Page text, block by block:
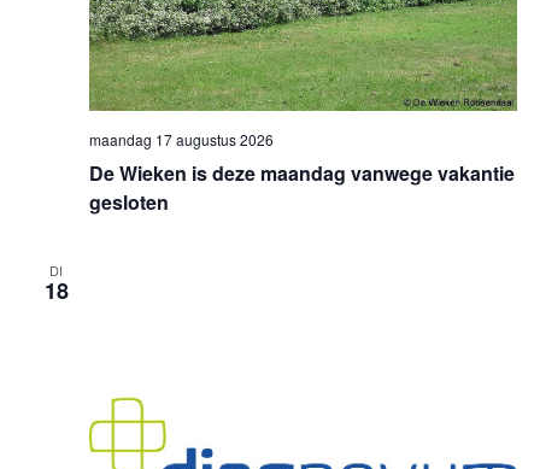
De Wieken is deze maandag vanwege vakantie
gesloten
maandag 17 augustus 2026
DI
18